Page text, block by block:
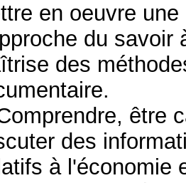
en oeuvre
du savoir
des
être
des
à l'économie